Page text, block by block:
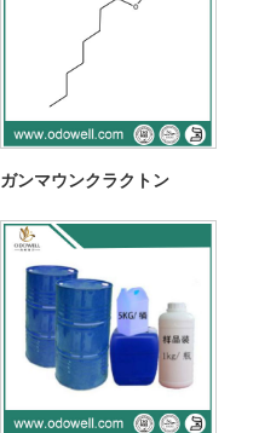
ガンマウンクラクトン